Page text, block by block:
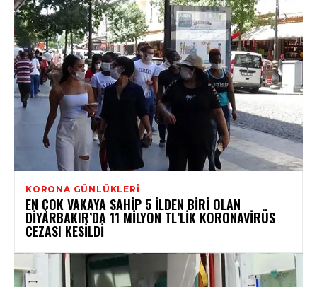
KORONA GÜNLÜKLERI
EN ÇOK VAKAYA SAHIP 5 İLDEN BIRI OLAN
DIYARBAKIR’DA 11 MILYON TL’LIK KORONAVIRÜS
CEZASI KESILDI